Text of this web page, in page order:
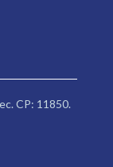
CP: 11850.